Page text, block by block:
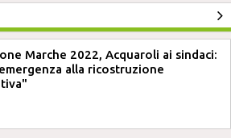
Marche 2022, Acquaroli ai sindaci:
alla ricostruzione